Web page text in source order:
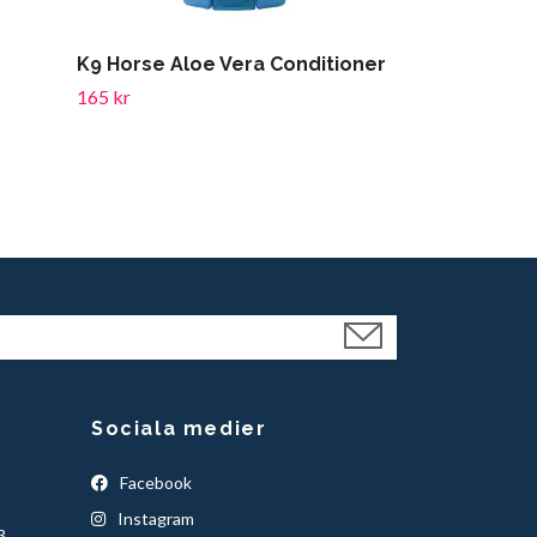
K9 Horse Aloe Vera Conditioner
165 kr
Sociala medier
Facebook
Instagram